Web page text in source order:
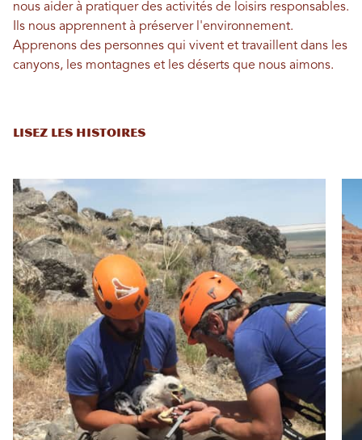
nous aider à pratiquer des activités de loisirs responsables.
Ils nous apprennent à préserver l'environnement.
Apprenons des personnes qui vivent et travaillent dans les
canyons, les montagnes et les déserts que nous aimons.
LISEZ LES HISTOIRES